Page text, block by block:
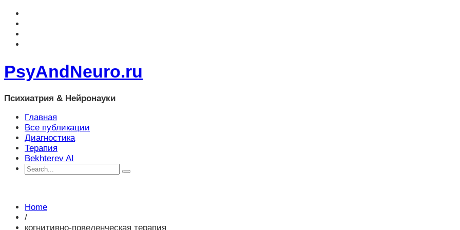
PsyAndNeuro.ru
Психиатрия & Нейронауки
Главная
Все публикации
Диагностика
Терапия
Bekhterev AI
Home
/
когнитивно-поведенческая терапия